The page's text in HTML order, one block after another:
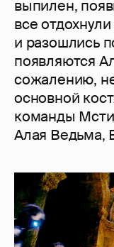
выпилен,
все
и разошлись
появляются
сожалению,
основной
команды
Алая Ведьма,